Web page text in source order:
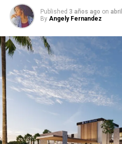
Published 3 años ago on
By Angely Fernandez